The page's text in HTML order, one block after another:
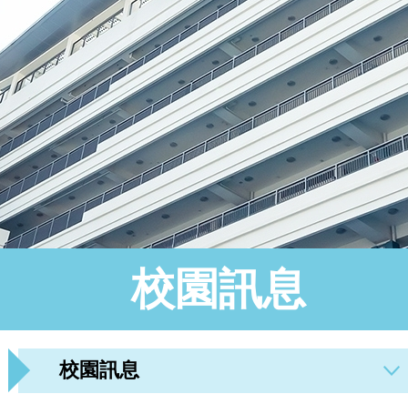
校園訊息
校園訊息